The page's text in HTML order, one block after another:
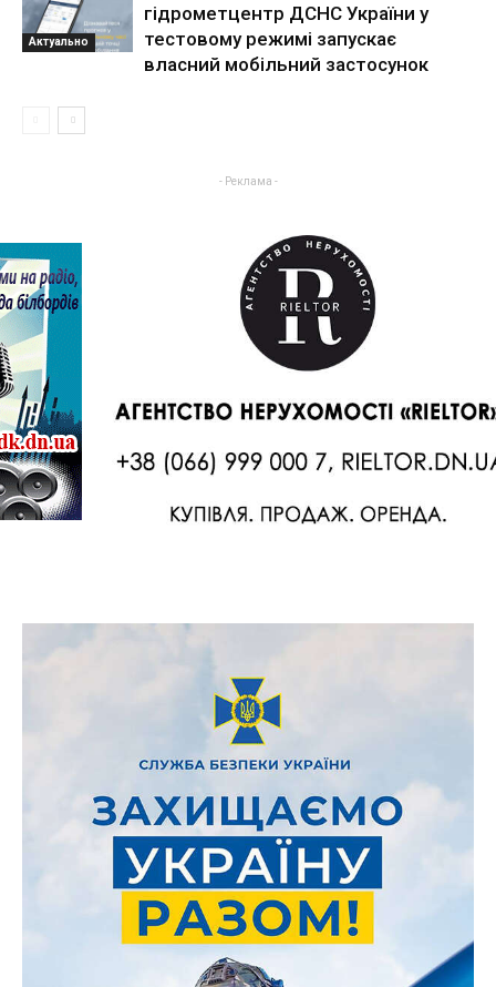
Актуально
гідрометцентр ДСНС України у
тестовому режимі запускає
власний мобільний застосунок
- Реклама -